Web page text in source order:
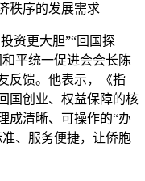
秩序的发展需求
资更大胆”“回国探
平统一促进会会长陈
反馈。他表示，《指
国创业、权益保障的核
成清晰、可操作的“办
、服务便捷，让侨胞